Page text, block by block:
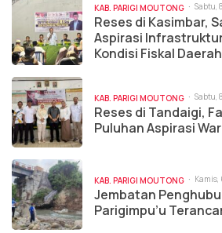
KAB. PARIGI MOUTONG Sabtu,
Reses di Kasimbar,
Aspirasi
Kondisi Fiskal Daerah
KAB. PARIGI MOUTONG Sabtu,
Reses di Tandaigi,
Puluhan Aspirasi
KAB. PARIGI MOUTONG Kamis,
Jembatan
Parigimpu’u